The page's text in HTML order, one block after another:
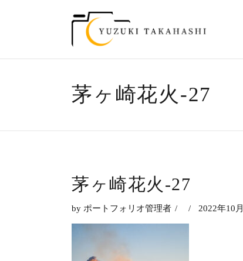
茅ヶ崎花火-27
茅ヶ崎花火-27
by ポートフォリオ管理者 2022年10